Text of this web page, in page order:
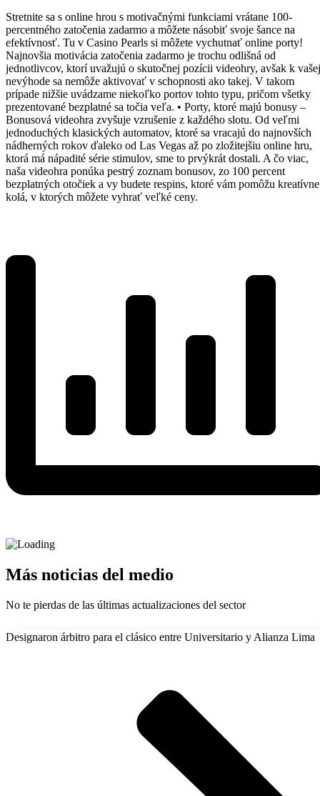
Stretnite sa s online hrou s motivačnými funkciami vrátane 100-
percentného zatočenia zadarmo a môžete násobiť svoje šance na
efektívnosť. Tu v Casino Pearls si môžete vychutnať online porty!
Najnovšia motivácia zatočenia zadarmo je trochu odlišná od
jednotlivcov, ktorí uvažujú o skutočnej pozícii videohry, avšak k vašej
nevýhode sa nemôže aktivovať v schopnosti ako takej. V takom
prípade nižšie uvádzame niekoľko portov tohto typu, pričom všetky
prezentované bezplatné sa točia veľa. • Porty, ktoré majú bonusy –
Bonusová videohra zvyšuje vzrušenie z každého slotu. Od veľmi
jednoduchých klasických automatov, ktoré sa vracajú do najnovších
nádherných rokov ďaleko od Las Vegas až po zložitejšiu online hru,
ktorá má nápadité série stimulov, sme to prvýkrát dostali. A čo viac,
naša videohra ponúka pestrý zoznam bonusov, zo 100 percent
bezplatných otočiek a vy budete respins, ktoré vám pomôžu kreatívne
kolá, v ktorých môžete vyhrať veľké ceny.
Más noticias del medio
No te pierdas de las últimas actualizaciones del sector
Designaron árbitro para el clásico entre Universitario y Alianza Lima